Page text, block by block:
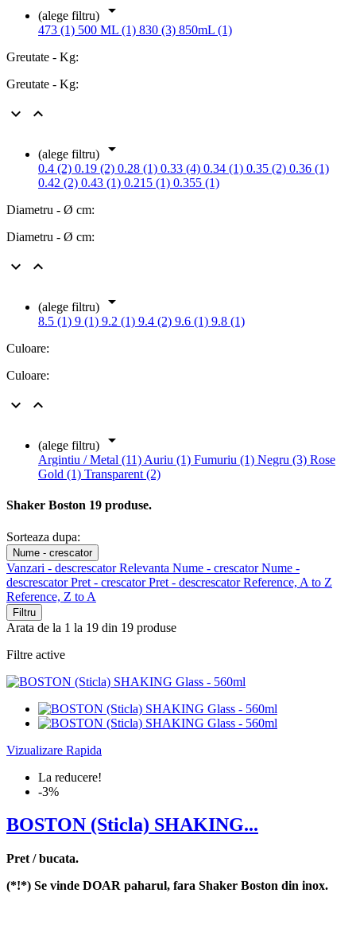
(alege filtru) 
473 (1) 500 ML (1) 830 (3) 850mL (1)
Greutate - Kg:
Greutate - Kg:
 
(alege filtru) 
0.4 (2) 0.19 (2) 0.28 (1) 0.33 (4) 0.34 (1) 0.35 (2) 0.36 (1)
0.42 (2) 0.43 (1) 0.215 (1) 0.355 (1)
Diametru - Ø cm:
Diametru - Ø cm:
 
(alege filtru) 
8.5 (1) 9 (1) 9.2 (1) 9.4 (2) 9.6 (1) 9.8 (1)
Culoare:
Culoare:
 
(alege filtru) 
Argintiu / Metal (11) Auriu (1) Fumuriu (1) Negru (3) Rose
Gold (1) Transparent (2)
Shaker Boston 19 produse.
Sorteaza dupa:
Nume - crescator
Vanzari - descrescatorRelevanta Nume - crescatorNume -
descrescatorPret - crescatorPret - descrescatorReference, A to Z
Reference, Z to A
Filtru
Arata de la 1 la 19 din 19 produse
Filtre active
Vizualizare Rapida
La reducere!
-3%
BOSTON (Sticla) SHAKING...
Pret / bucata.
(*!*) Se vinde DOAR paharul, fara Shaker Boston din inox.